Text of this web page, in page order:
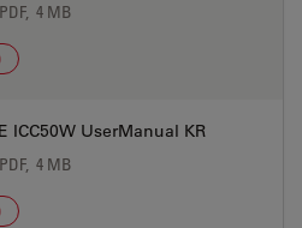
PDF, 4 MB
ICC50W UserManual KR
PDF, 4 MB